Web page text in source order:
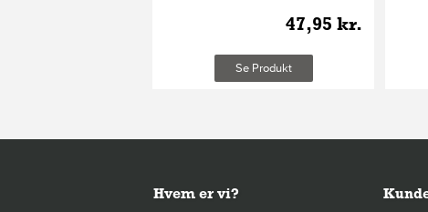
47,95 kr.
Se Produkt
Hvem er vi?